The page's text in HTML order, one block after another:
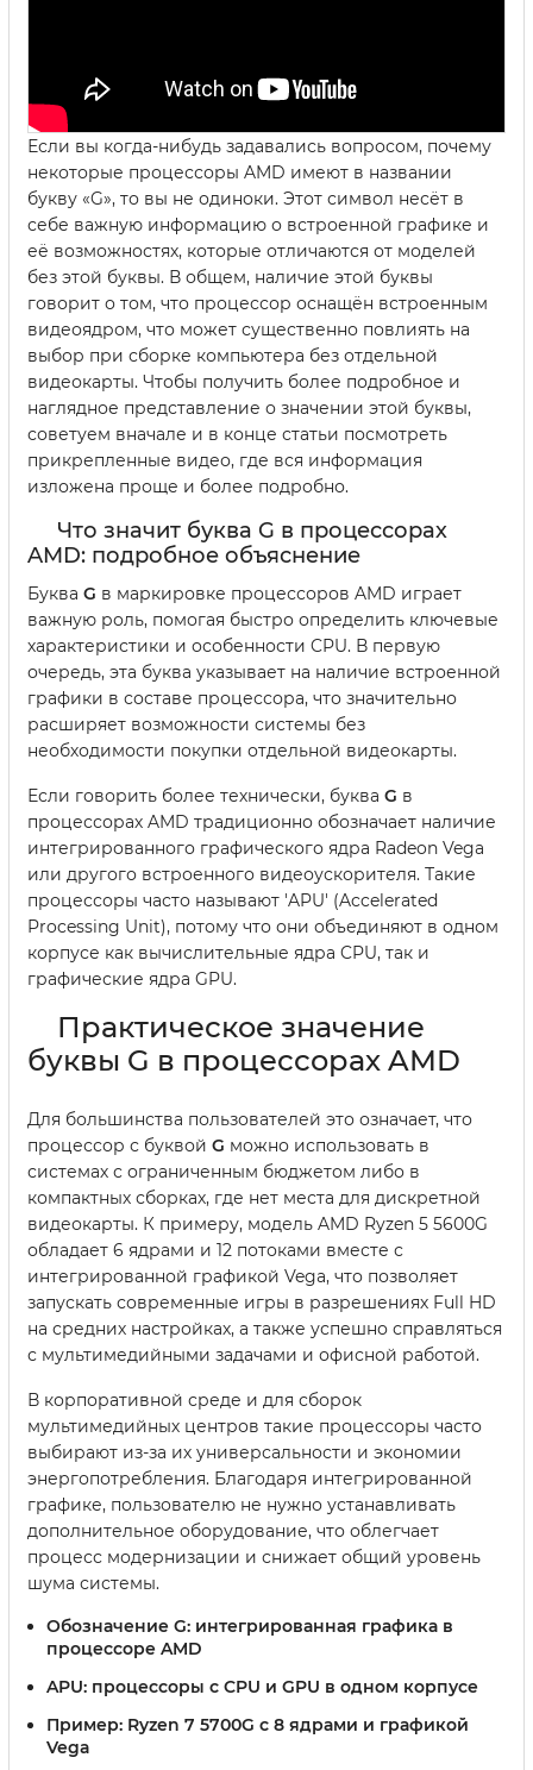
Если вы когда-нибудь задавались вопросом, почему
некоторые процессоры AMD имеют в названии
букву «G», то вы не одиноки. Этот символ несёт в
себе важную информацию о встроенной графике и
её возможностях, которые отличаются от моделей
без этой буквы. В общем, наличие этой буквы
говорит о том, что процессор оснащён встроенным
видеоядром, что может существенно повлиять на
выбор при сборке компьютера без отдельной
видеокарты. Чтобы получить более подробное и
наглядное представление о значении этой буквы,
советуем вначале и в конце статьи посмотреть
прикрепленные видео, где вся информация
изложена проще и более подробно.
Что значит буква G в процессорах
AMD: подробное объяснение
Буква G в маркировке процессоров AMD играет
важную роль, помогая быстро определить ключевые
характеристики и особенности CPU. В первую
очередь, эта буква указывает на наличие встроенной
графики в составе процессора, что значительно
расширяет возможности системы без
необходимости покупки отдельной видеокарты.
Если говорить более технически, буква G в
процессорах AMD традиционно обозначает наличие
интегрированного графического ядра Radeon Vega
или другого встроенного видеоускорителя. Такие
процессоры часто называют 'APU' (Accelerated
Processing Unit), потому что они объединяют в одном
корпусе как вычислительные ядра CPU, так и
графические ядра GPU.
Практическое значение
буквы G в процессорах AMD
Для большинства пользователей это означает, что
процессор с буквой G можно использовать в
системах с ограниченным бюджетом либо в
компактных сборках, где нет места для дискретной
видеокарты. К примеру, модель AMD Ryzen 5 5600G
обладает 6 ядрами и 12 потоками вместе с
интегрированной графикой Vega, что позволяет
запускать современные игры в разрешениях Full HD
на средних настройках, а также успешно справляться
с мультимедийными задачами и офисной работой.
В корпоративной среде и для сборок
мультимедийных центров такие процессоры часто
выбирают из-за их универсальности и экономии
энергопотребления. Благодаря интегрированной
графике, пользователю не нужно устанавливать
дополнительное оборудование, что облегчает
процесс модернизации и снижает общий уровень
шума системы.
Обозначение G: интегрированная графика в
процессоре AMD
APU: процессоры с CPU и GPU в одном корпусе
Пример: Ryzen 7 5700G с 8 ядрами и графикой
Vega